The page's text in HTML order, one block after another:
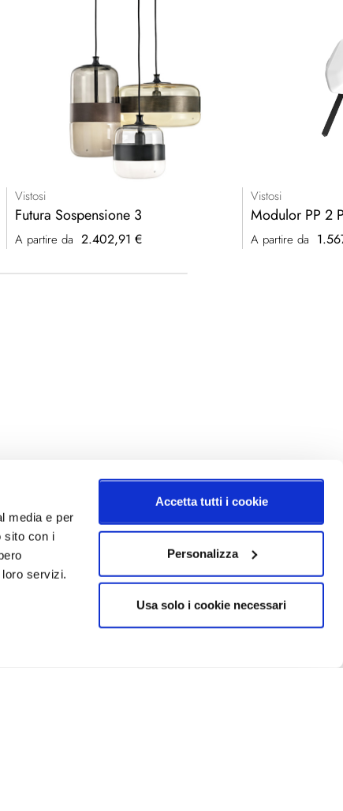
media e per
sito con i
servizi.
Accetta tutti i cookie
Personalizza
Usa solo i cookie necessari
Vistosi
Futura Sospensione 3
A partire da 2.402,91 €
Vistosi
Modulor PP 2
A partire da